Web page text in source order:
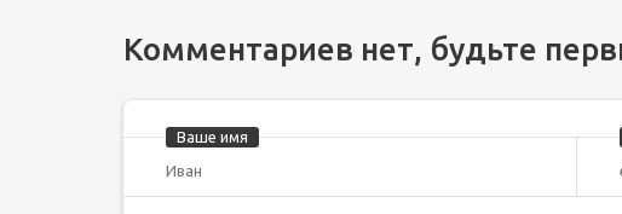
Комментариев нет, будьте
Ваше имя